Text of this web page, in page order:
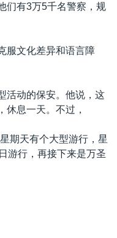
们有3万5千名警察，规
服文化差异和语言障
活动的保安。他说，这
休息一天。不过，
期天有个大型游行，星
游行，再接下来是万圣